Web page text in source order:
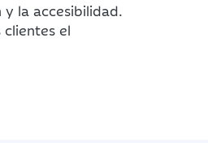
y la accesibilidad.
el